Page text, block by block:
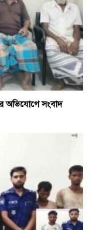
অভিযোগে সংবাদ